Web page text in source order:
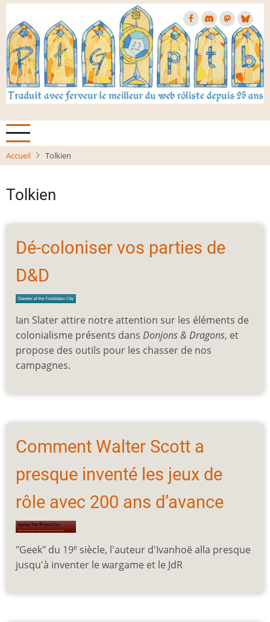
Aller
contenu
principal
Accueil Tolkien
Tolkien
Dé-coloniser vos parties de
D&D
Ian Slater attire notre attention sur les éléments de
colonialisme présents dans Donjons & Dragons, et
propose des outils pour les chasser de nos
campagnes.
Comment Walter Scott a
presque inventé les jeux de
rôle avec 200 ans d’avance
"Geek" du 19e siècle, l'auteur d'Ivanhoë alla presque
jusqu'à inventer le wargame et le JdR